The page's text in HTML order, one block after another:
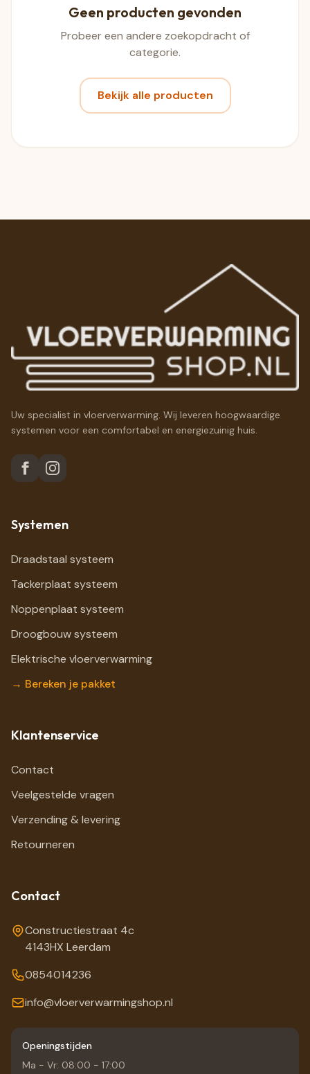
Geen producten gevonden
Probeer een andere zoekopdracht of
categorie.
Bekijk alle producten
Uw specialist in vloerverwarming. Wij leveren hoogwaardige
systemen voor een comfortabel en energiezuinig huis.
Systemen
Draadstaal systeem
Tackerplaat systeem
Noppenplaat systeem
Droogbouw systeem
Elektrische vloerverwarming
→ Bereken je pakket
Klantenservice
Contact
Veelgestelde vragen
Verzending & levering
Retourneren
Contact
Constructiestraat 4c
4143HX Leerdam
0854014236
info@vloerverwarmingshop.nl
Openingstijden
Ma - Vr: 08:00 - 17:00